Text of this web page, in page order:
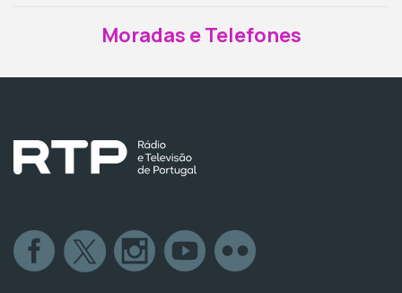
Moradas e Telefones